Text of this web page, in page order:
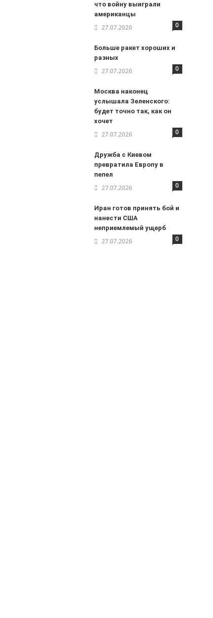
что войну выиграли
американцы
27.07.2026 0
Больше ракет хороших и
разных
27.07.2026 0
Москва наконец
услышала Зеленского:
будет точно так, как он
хочет
27.07.2026 0
Дружба с Киевом
превратила Европу в
пепел
27.07.2026 0
Иран готов принять бой и
нанести США
неприемлемый ущерб
27.07.2026 0